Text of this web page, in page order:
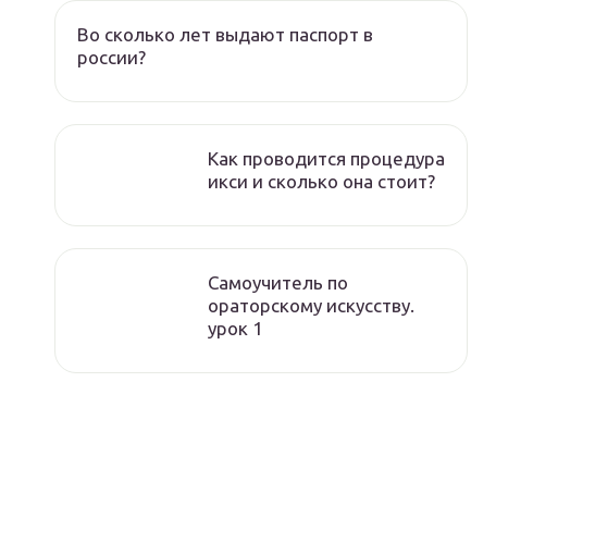
Во сколько лет выдают паспорт в
россии?
Как проводится процедура
икси и сколько она стоит?
Самоучитель по
ораторскому искусству.
урок 1